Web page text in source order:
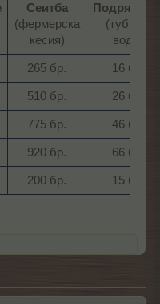
Сеитба
(фермерска
кесия)​
(туба за
вода)​
265 бр.​ 16 бр.​
510 бр.​ 26 бр.​
775 бр.​ 46 бр.​
920 бр.​ 66 бр.​
200 бр.​ 15 бр.​